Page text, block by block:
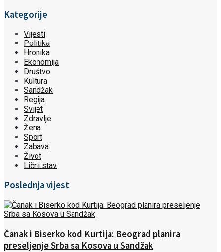
Kategorije
Vijesti
Politika
Hronika
Ekonomija
Društvo
Kultura
Sandžak
Regija
Svijet
Zdravlje
Žena
Sport
Zabava
Život
Lični stav
Poslednja vijest
Čanak i Biserko kod Kurtija: Beograd planira
preseljenje Srba sa Kosova u Sandžak